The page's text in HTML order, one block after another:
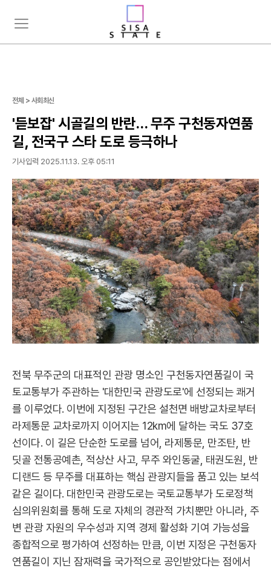
주
뉴
치
기
전체 > 사회최신
'듣보잡' 시골길의 반란… 무주 구천동자연품
길, 전국구 스타 도로 등극하나
기사입력 2025.11.13. 오후 05:11
전북 무주군의 대표적인 관광 명소인 구천동자연품길이 국
토교통부가 주관하는 '대한민국 관광도로'에 선정되는 쾌거
를 이루었다. 이번에 지정된 구간은 설천면 배방교차로부터
라제통문 교차로까지 이어지는 12km에 달하는 국도 37호
선이다. 이 길은 단순한 도로를 넘어, 라제통문, 만조탄, 반
딧골 전통공예촌, 적상산 사고, 무주 와인동굴, 태권도원, 반
디랜드 등 무주를 대표하는 핵심 관광지들을 품고 있는 보석
같은 길이다. 대한민국 관광도로는 국토교통부가 도로정책
심의위원회를 통해 도로 자체의 경관적 가치뿐만 아니라, 주
변 관광 자원의 우수성과 지역 경제 활성화 기여 가능성을
종합적으로 평가하여 선정하는 만큼, 이번 지정은 구천동자
연품길이 지닌 잠재력을 국가적으로 공인받았다는 점에서